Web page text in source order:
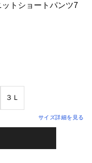
トショートパンツ7
３Ｌ
サイズ詳細を見る